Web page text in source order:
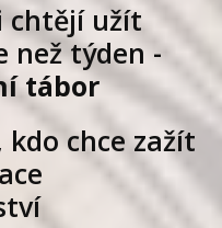
chtějí užít
než týden -
tábor
kdo chce zažít